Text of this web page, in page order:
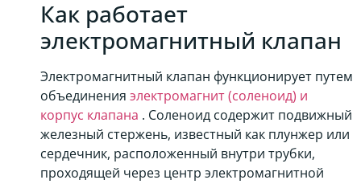
Как работает
электромагнитный клапан
Электромагнитный клапан функционирует путем
объединения электромагнит (соленоид) и
корпус клапана . Соленоид содержит подвижный
железный стержень, известный как плунжер или
сердечник, расположенный внутри трубки,
проходящей через центр электромагнитной